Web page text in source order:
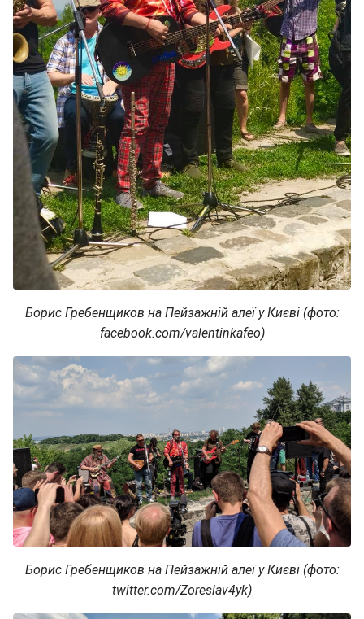
Борис Гребенщиков на Пейзажній алеї у Києві (фото:
facebook.com/valentinkafeo)
Борис Гребенщиков на Пейзажній алеї у Києві (фото:
twitter.com/Zoreslav4yk)